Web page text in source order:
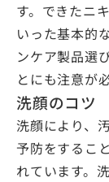
す。できたニ
いった基本的
ンケア製品選
とにも注意が
洗顔のコツ
洗顔により、
予防をするこ
れています。